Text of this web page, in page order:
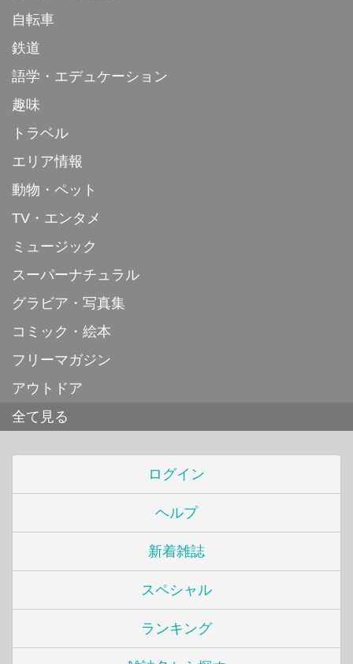
自転車
鉄道
語学・エデュケーション
趣味
トラベル
エリア情報
動物・ペット
TV・エンタメ
ミュージック
スーパーナチュラル
グラビア・写真集
コミック・絵本
フリーマガジン
アウトドア
全て見る
ログイン
ヘルプ
新着雑誌
スペシャル
ランキング